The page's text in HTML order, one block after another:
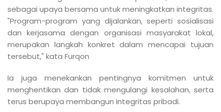
sebagai upaya bersama untuk meningkatkan integritas.
"Program-program yang dijalankan, seperti sosialisasi
dan kerjasama dengan organisasi masyarakat lokal,
merupakan langkah konkret dalam mencapai tujuan
tersebut," kata Furqon
Ia juga menekankan pentingnya komitmen untuk
menghentikan dan tidak mengulangi kesalahan, serta
terus berupaya membangun integritas pribadi.